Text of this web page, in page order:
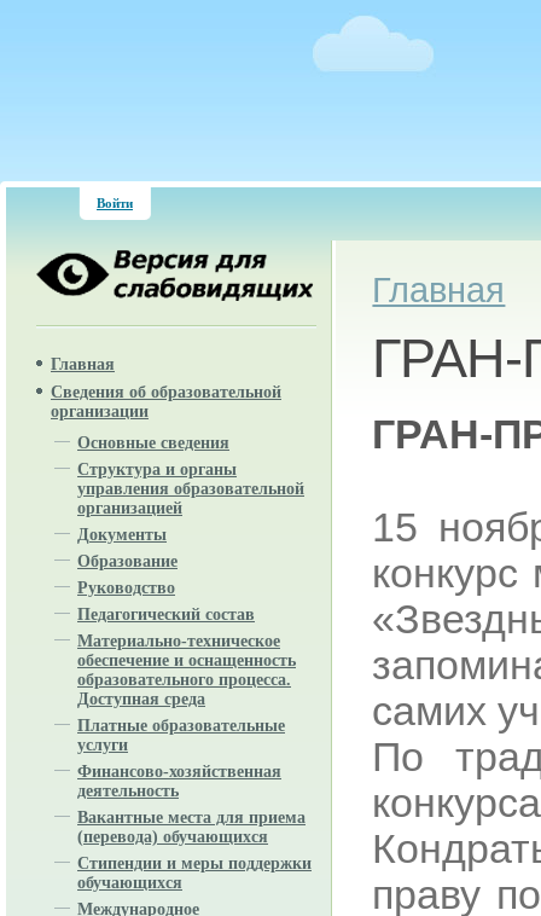
Войти
Главная
Сведения об образовательной
организации
Основные сведения
Структура и органы
управления образовательной
организацией
Документы
Образование
Руководство
Педагогический состав
Материально-техническое
обеспечение и оснащенность
образовательного процесса.
Доступная среда
Платные образовательные
услуги
Финансово-хозяйственная
деятельность
Вакантные места для приема
(перевода) обучающихся
Стипендии и меры поддержки
обучающихся
Международное
Вы здесь
Главная
ГРАН-
15
самих
По
праву